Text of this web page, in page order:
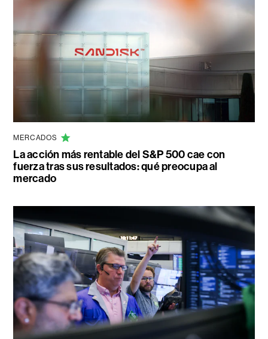
MERCADOS
La acción más rentable del S&P 500 cae con
fuerza tras sus resultados: qué preocupa al
mercado